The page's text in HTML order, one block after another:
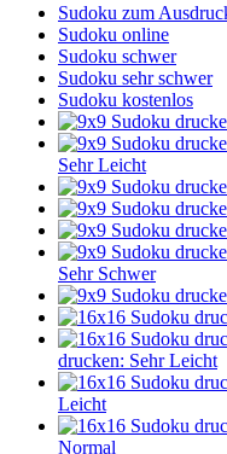
Sudoku zum
Sudoku online
Sudoku schwer
Sudoku sehr schwer
Sudoku kostenlos
Sehr Leicht
Sehr Schwer
drucken: Sehr Leicht
Leicht
Normal